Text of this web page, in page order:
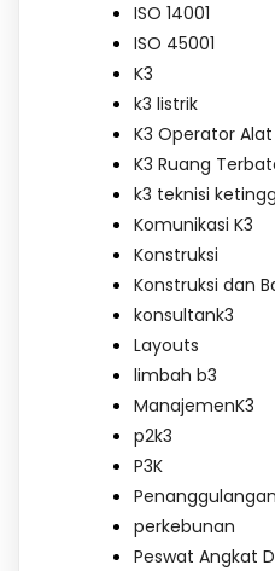
ISO 14001
ISO 45001
K3
k3 listrik
K3 Operator
K3 Ruang
k3 teknisi
Komunikasi K3
Konstruksi
Konstruksi dan
konsultank3
Layouts
limbah b3
ManajemenK3
p2k3
P3K
perkebunan
Peswat Angkat